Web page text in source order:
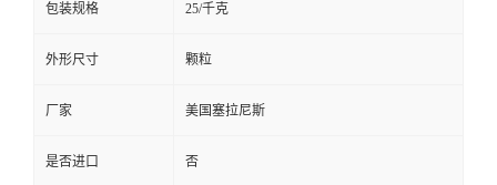
包装规格 25/千克
外形尺寸 颗粒
厂家 美国塞拉尼斯
是否进口 否